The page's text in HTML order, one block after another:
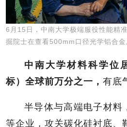
6月15日，中南大学极端服役性能精
掘院士在查看500mm口径光学铝合
中南大学材料科学位
标）全球前万分之一， 有底
半导体与高端电子材料
等企业，攻关碳化硅衬底、